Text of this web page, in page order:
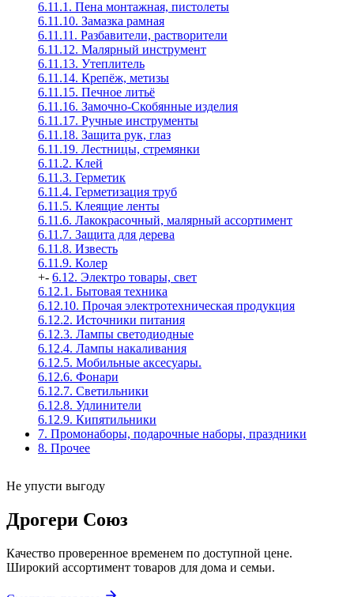
6.11.1. Пена монтажная, пистолеты
6.11.10. Замазка рамная
6.11.11. Разбавители, растворители
6.11.12. Малярный инструмент
6.11.13. Утеплитель
6.11.14. Крепёж, метизы
6.11.15. Печное литьё
6.11.16. Замочно-Скобянные изделия
6.11.17. Ручные инструменты
6.11.18. Защита рук, глаз
6.11.19. Лестницы, стремянки
6.11.2. Клей
6.11.3. Герметик
6.11.4. Герметизация труб
6.11.5. Клеящие ленты
6.11.6. Лакокрасочный, малярный ассортимент
6.11.7. Защита для дерева
6.11.8. Известь
6.11.9. Колер
+- 6.12. Электро товары, свет
6.12.1. Бытовая техника
6.12.10. Прочая электротехническая продукция
6.12.2. Источники питания
6.12.3. Лампы светодиодные
6.12.4. Лампы накаливания
6.12.5. Мобильные аксесуары.
6.12.6. Фонари
6.12.7. Светильники
6.12.8. Удлинители
6.12.9. Кипятильники
7. Промонаборы, подарочные наборы, праздники
8. Прочее
Не упусти выгоду
Дрогери Союз
Качество проверенное временем по доступной цене.
Широкий ассортимент товаров для дома и семьи.